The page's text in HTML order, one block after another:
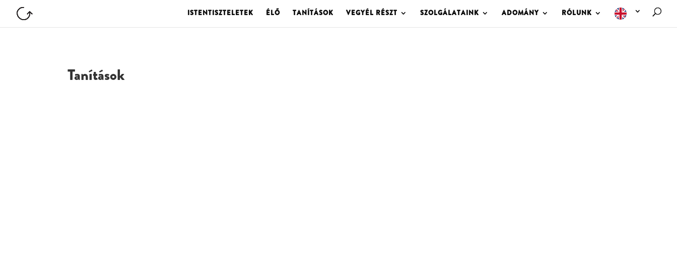
ISTENTISZTELETEK ÉLŐ TANÍTÁSOK VEGYÉL RÉSZT SZOLGÁLATAINK ADOMÁNY RÓLUNK
Tanítások